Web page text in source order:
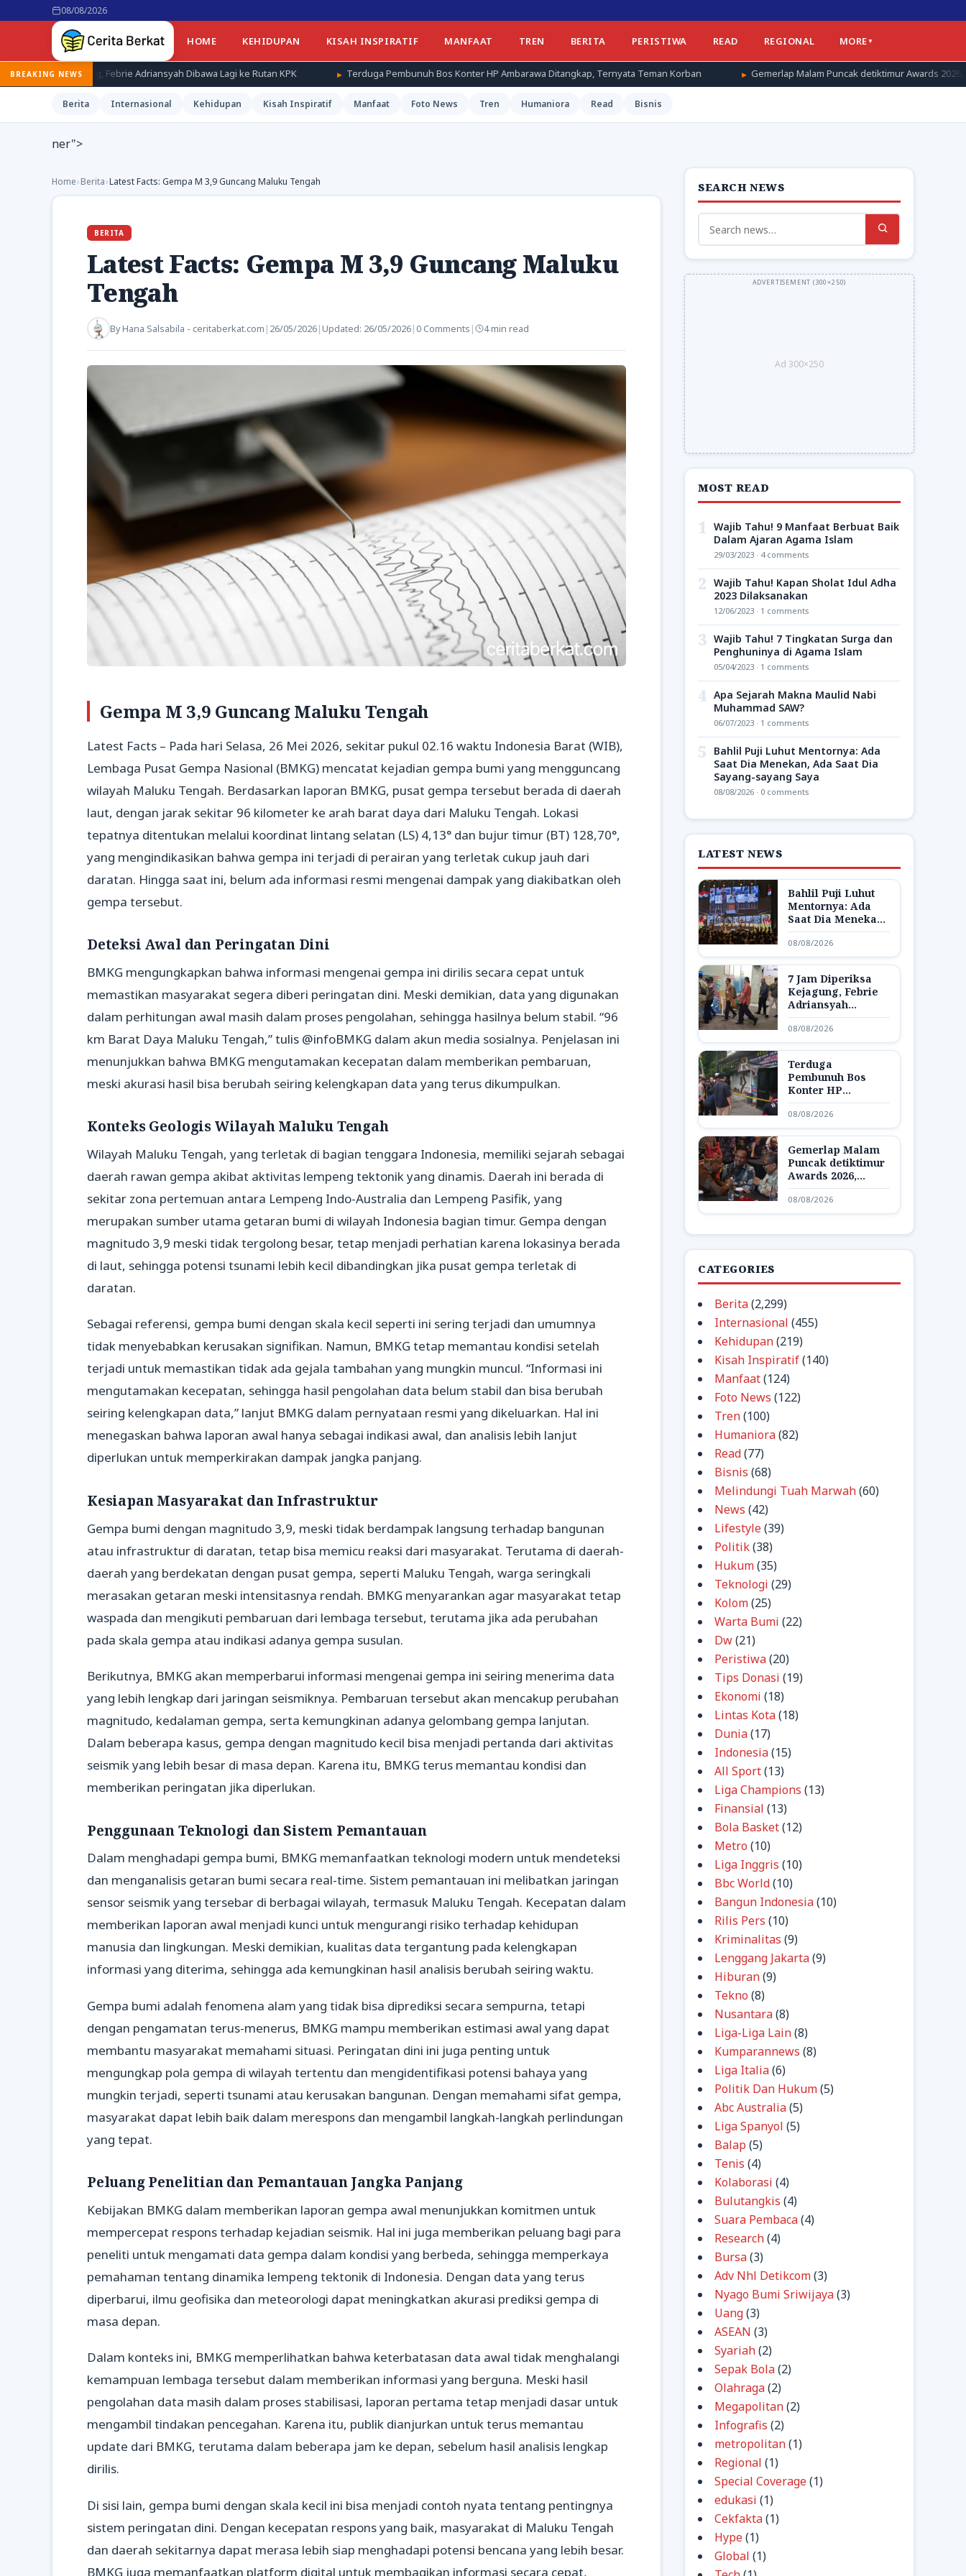
08/08/2026
HOME KEHIDUPAN KISAH INSPIRATIF MANFAAT TREN BERITA PERISTIWA READ REGIONAL MORE
BREAKING NEWS
Febrie Adriansyah Dibawa Lagi ke Rutan KPK Terduga Pembunuh Bos Konter HP Ambarawa Ditangkap, Ternyata Teman Korban Gemerlap Malam Puncak detiktimur Awards 2026, Apresiasi untuk
Berita Internasional Kehidupan Kisah Inspiratif Manfaat Foto News Tren Humaniora Read Bisnis
ner">
Home›Berita›Latest Facts: Gempa M 3,9 Guncang Maluku Tengah
BERITA
Latest Facts: Gempa M 3,9 Guncang Maluku
Tengah
ByHana Salsabila - ceritaberkat.com | 26/05/2026| Updated: 26/05/2026| 0 Comments | 4 min read
Gempa M 3,9 Guncang Maluku Tengah
Latest Facts – Pada hari Selasa, 26 Mei 2026, sekitar pukul 02.16 waktu Indonesia Barat (WIB),
Lembaga Pusat Gempa Nasional (BMKG) mencatat kejadian gempa bumi yang mengguncang
wilayah Maluku Tengah. Berdasarkan laporan BMKG, pusat gempa tersebut berada di daerah
laut, dengan jarak sekitar 96 kilometer ke arah barat daya dari Maluku Tengah. Lokasi
tepatnya ditentukan melalui koordinat lintang selatan (LS) 4,13° dan bujur timur (BT) 128,70°,
yang mengindikasikan bahwa gempa ini terjadi di perairan yang terletak cukup jauh dari
daratan. Hingga saat ini, belum ada informasi resmi mengenai dampak yang diakibatkan oleh
gempa tersebut.
Deteksi Awal dan Peringatan Dini
BMKG mengungkapkan bahwa informasi mengenai gempa ini dirilis secara cepat untuk
memastikan masyarakat segera diberi peringatan dini. Meski demikian, data yang digunakan
dalam perhitungan awal masih dalam proses pengolahan, sehingga hasilnya belum stabil. “96
km Barat Daya Maluku Tengah,” tulis @infoBMKG dalam akun media sosialnya. Penjelasan ini
menunjukkan bahwa BMKG mengutamakan kecepatan dalam memberikan pembaruan,
meski akurasi hasil bisa berubah seiring kelengkapan data yang terus dikumpulkan.
Konteks Geologis Wilayah Maluku Tengah
Wilayah Maluku Tengah, yang terletak di bagian tenggara Indonesia, memiliki sejarah sebagai
daerah rawan gempa akibat aktivitas lempeng tektonik yang dinamis. Daerah ini berada di
sekitar zona pertemuan antara Lempeng Indo-Australia dan Lempeng Pasifik, yang
merupakan sumber utama getaran bumi di wilayah Indonesia bagian timur. Gempa dengan
magnitudo 3,9 meski tidak tergolong besar, tetap menjadi perhatian karena lokasinya berada
di laut, sehingga potensi tsunami lebih kecil dibandingkan jika pusat gempa terletak di
daratan.
Sebagai referensi, gempa bumi dengan skala kecil seperti ini sering terjadi dan umumnya
tidak menyebabkan kerusakan signifikan. Namun, BMKG tetap memantau kondisi setelah
terjadi untuk memastikan tidak ada gejala tambahan yang mungkin muncul. “Informasi ini
mengutamakan kecepatan, sehingga hasil pengolahan data belum stabil dan bisa berubah
seiring kelengkapan data,” lanjut BMKG dalam pernyataan resmi yang dikeluarkan. Hal ini
menegaskan bahwa laporan awal hanya sebagai indikasi awal, dan analisis lebih lanjut
diperlukan untuk memperkirakan dampak jangka panjang.
Kesiapan Masyarakat dan Infrastruktur
Gempa bumi dengan magnitudo 3,9, meski tidak berdampak langsung terhadap bangunan
atau infrastruktur di daratan, tetap bisa memicu reaksi dari masyarakat. Terutama di daerah-
daerah yang berdekatan dengan pusat gempa, seperti Maluku Tengah, warga seringkali
merasakan getaran meski intensitasnya rendah. BMKG menyarankan agar masyarakat tetap
waspada dan mengikuti pembaruan dari lembaga tersebut, terutama jika ada perubahan
pada skala gempa atau indikasi adanya gempa susulan.
Berikutnya, BMKG akan memperbarui informasi mengenai gempa ini seiring menerima data
yang lebih lengkap dari jaringan seismiknya. Pembaruan tersebut akan mencakup perubahan
magnitudo, kedalaman gempa, serta kemungkinan adanya gelombang gempa lanjutan.
Dalam beberapa kasus, gempa dengan magnitudo kecil bisa menjadi pertanda dari aktivitas
seismik yang lebih besar di masa depan. Karena itu, BMKG terus memantau kondisi dan
memberikan peringatan jika diperlukan.
Penggunaan Teknologi dan Sistem Pemantauan
Dalam menghadapi gempa bumi, BMKG memanfaatkan teknologi modern untuk mendeteksi
dan menganalisis getaran bumi secara real-time. Sistem pemantauan ini melibatkan jaringan
sensor seismik yang tersebar di berbagai wilayah, termasuk Maluku Tengah. Kecepatan dalam
memberikan laporan awal menjadi kunci untuk mengurangi risiko terhadap kehidupan
manusia dan lingkungan. Meski demikian, kualitas data tergantung pada kelengkapan
informasi yang diterima, sehingga ada kemungkinan hasil analisis berubah seiring waktu.
Gempa bumi adalah fenomena alam yang tidak bisa diprediksi secara sempurna, tetapi
dengan pengamatan terus-menerus, BMKG mampu memberikan estimasi awal yang dapat
membantu masyarakat memahami situasi. Peringatan dini ini juga penting untuk
mengungkap pola gempa di wilayah tertentu dan mengidentifikasi potensi bahaya yang
mungkin terjadi, seperti tsunami atau kerusakan bangunan. Dengan memahami sifat gempa,
masyarakat dapat lebih baik dalam merespons dan mengambil langkah-langkah perlindungan
yang tepat.
Peluang Penelitian dan Pemantauan Jangka Panjang
Kebijakan BMKG dalam memberikan laporan gempa awal menunjukkan komitmen untuk
mempercepat respons terhadap kejadian seismik. Hal ini juga memberikan peluang bagi para
peneliti untuk mengamati data gempa dalam kondisi yang berbeda, sehingga memperkaya
pemahaman tentang dinamika lempeng tektonik di Indonesia. Dengan data yang terus
diperbarui, ilmu geofisika dan meteorologi dapat meningkatkan akurasi prediksi gempa di
masa depan.
Dalam konteks ini, BMKG memperlihatkan bahwa keterbatasan data awal tidak menghalangi
kemampuan lembaga tersebut dalam memberikan informasi yang berguna. Meski hasil
pengolahan data masih dalam proses stabilisasi, laporan pertama tetap menjadi dasar untuk
mengambil tindakan pencegahan. Karena itu, publik dianjurkan untuk terus memantau
update dari BMKG, terutama dalam beberapa jam ke depan, sebelum hasil analisis lengkap
dirilis.
Di sisi lain, gempa bumi dengan skala kecil ini bisa menjadi contoh nyata tentang pentingnya
sistem peringatan dini. Dengan kecepatan respons yang baik, masyarakat di Maluku Tengah
dan daerah sekitarnya dapat merasa lebih siap menghadapi potensi bencana yang lebih besar.
BMKG juga memanfaatkan platform digital untuk membagikan informasi secara cepat,
SEARCH NEWS
Search
for:
Ad 300×250
MOST READ
1 Wajib Tahu! 9 Manfaat Berbuat Baik
Dalam Ajaran Agama Islam
29/03/2023 · 4 comments
2 Wajib Tahu! Kapan Sholat Idul Adha
2023 Dilaksanakan
12/06/2023 · 1 comments
3 Wajib Tahu! 7 Tingkatan Surga dan
Penghuninya di Agama Islam
05/04/2023 · 1 comments
4 Apa Sejarah Makna Maulid Nabi
Muhammad SAW?
06/07/2023 · 1 comments
5
Bahlil Puji Luhut Mentornya: Ada
Saat Dia Menekan, Ada Saat Dia
Sayang-sayang Saya
08/08/2026 · 0 comments
LATEST NEWS
Bahlil Puji Luhut
Mentornya: Ada
Saat Dia Menekan,
Ada Saat Dia
Sayang-sayang
Saya
08/08/2026
7 Jam Diperiksa
Kejagung, Febrie
Adriansyah
Dibawa Lagi ke
Rutan KPK
08/08/2026
Terduga
Pembunuh Bos
Konter HP
Ambarawa
Ditangkap,
Ternyata Teman
08/08/2026
Gemerlap Malam
Puncak detiktimur
Awards 2026,
Apresiasi untuk
Penggerak
Indonesia Timur
08/08/2026
CATEGORIES
Berita(2,299)
Internasional (455)
Kehidupan(219)
Kisah Inspiratif(140)
Manfaat(124)
Foto News (122)
Tren(100)
Humaniora(82)
Read(77)
Bisnis (68)
Melindungi Tuah Marwah(60)
News (42)
Lifestyle(39)
Politik(38)
Hukum(35)
Teknologi (29)
Kolom(25)
Warta Bumi (22)
Dw(21)
Peristiwa(20)
Tips Donasi (19)
Ekonomi (18)
Lintas Kota(18)
Dunia(17)
Indonesia(15)
All Sport(13)
Liga Champions (13)
Finansial (13)
Bola Basket(12)
Metro (10)
Liga Inggris (10)
Bbc World(10)
Bangun Indonesia(10)
Rilis Pers (10)
Kriminalitas (9)
Lenggang Jakarta(9)
Hiburan(9)
Tekno (8)
Nusantara(8)
Liga-Liga Lain(8)
Kumparannews (8)
Liga Italia(6)
Politik Dan Hukum(5)
Abc Australia(5)
Liga Spanyol (5)
Balap (5)
Tenis (4)
Kolaborasi (4)
Bulutangkis (4)
Suara Pembaca(4)
Research(4)
Bursa(3)
Adv Nhl Detikcom(3)
Nyago Bumi Sriwijaya(3)
Uang(3)
ASEAN (3)
Syariah(2)
Sepak Bola(2)
Olahraga(2)
Megapolitan(2)
Infografis (2)
metropolitan(1)
Regional (1)
Special Coverage(1)
edukasi (1)
Cekfakta(1)
Hype(1)
Global (1)